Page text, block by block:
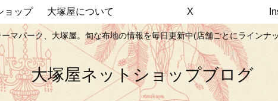
マパーク、大塚屋。旬な布地の情報を毎日更新中(店舗ごとにラインナ
大塚屋ネットショップブログ
ョップ 大塚屋について X